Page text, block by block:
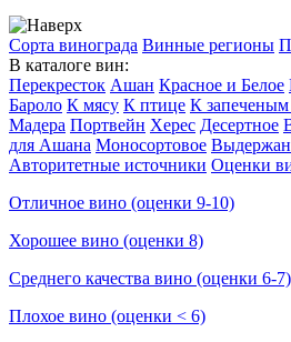
Сорта винограда Винные регионы
В каталоге вин:
Перекресток Ашан Красное и Белое
Бароло К мясу К птице К
Мадера Портвейн Херес Десертное
для Ашана Моносортовое
Авторитетные источники Оценки
Отличное вино (оценки 9-10)
Хорошее вино (оценки 8)
Среднего качества вино (оценки 6-7)
Плохое вино (оценки < 6)